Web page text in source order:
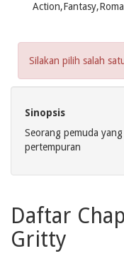
Silakan pilih salah
Sinopsis
Seorang pemuda
pertempuran
Daftar
Gritty